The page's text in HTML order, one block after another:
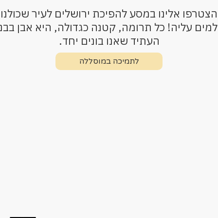
הצטרפו אלינו במסע להפיכת ירושלים לעיר שכולנו
עליה! כל תרומה, קטנה כגדולה, היא אבן
העתיד שאנו בונים יחד.
לתמיכה במוסללה
לתמיכה במוסללה